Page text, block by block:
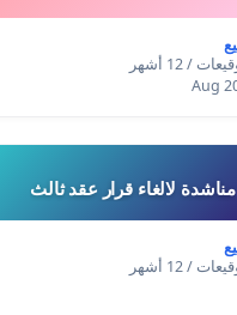
مناشدة لالغاء قرار عقد ثالث